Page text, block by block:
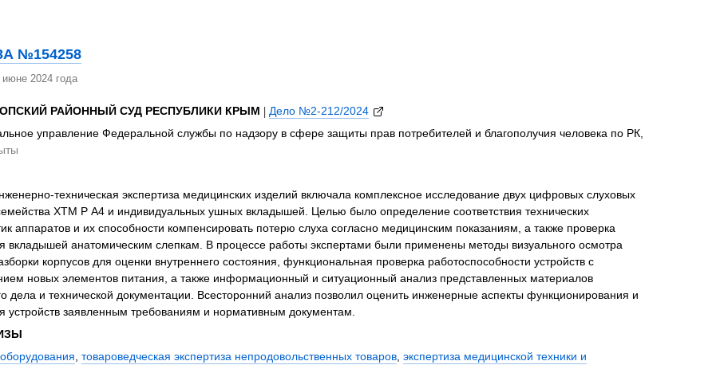
№154258
2024 года
РАЙОННЫЙ СУД РЕСПУБЛИКИ КРЫМ | Дело №2-212/2024
управление Федеральной службы по надзору в сфере защиты прав потребителей и благополучия человека по РК,
техническая экспертиза медицинских изделий включала комплексное исследование двух цифровых слуховых
ХТМ Р А4 и индивидуальных ушных вкладышей. Целью было определение соответствия технических
аппаратов и их способности компенсировать потерю слуха согласно медицинским показаниям, а также проверка
вкладышей анатомическим слепкам. В процессе работы экспертами были применены методы визуального осмотра
корпусов для оценки внутреннего состояния, функциональная проверка работоспособности устройств с
новых элементов питания, а также информационный и ситуационный анализ представленных материалов
дела и технической документации. Всесторонний анализ позволил оценить инженерные аспекты функционирования и
устройств заявленным требованиям и нормативным документам.
, товароведческая экспертиза непродовольственных товаров, экспертиза медицинской техники и